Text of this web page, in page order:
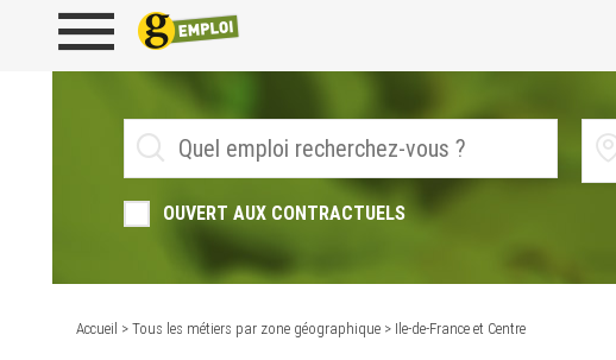
OUVERT AUX CONTRACTUELS
Accueil > Tous les métiers par zone géographique > Ile-de-France et Centre